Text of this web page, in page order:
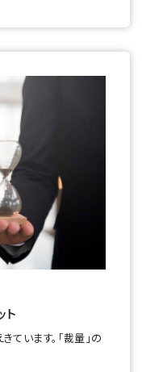
ト
います。「裁量」の